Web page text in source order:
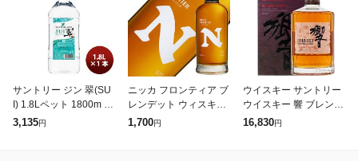
サントリー ジン 翠(SU
I) 1.8Lペット 1800m ×
1本 単品 ジャパニーズ
3,135円
ニッカ フロンティア ブ
レンデット ウィスキー
48度 箱なし 500ml 洋
1,700円
ウイスキー サントリー
ウイスキー 響 ブレンダ
ーズ チョイス 43度 箱
16,830円